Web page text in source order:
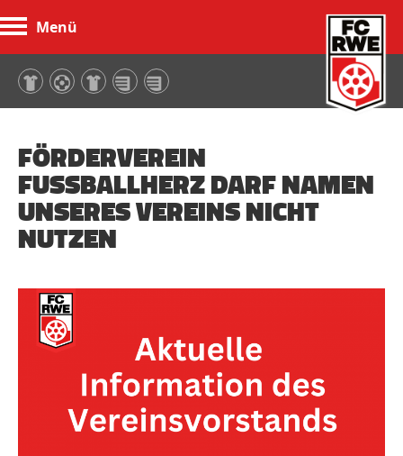
Menü
FÖRDERVEREIN
FUSSBALLHERZ DARF NAMEN U
NSERES VEREINS NICHT N
UTZEN